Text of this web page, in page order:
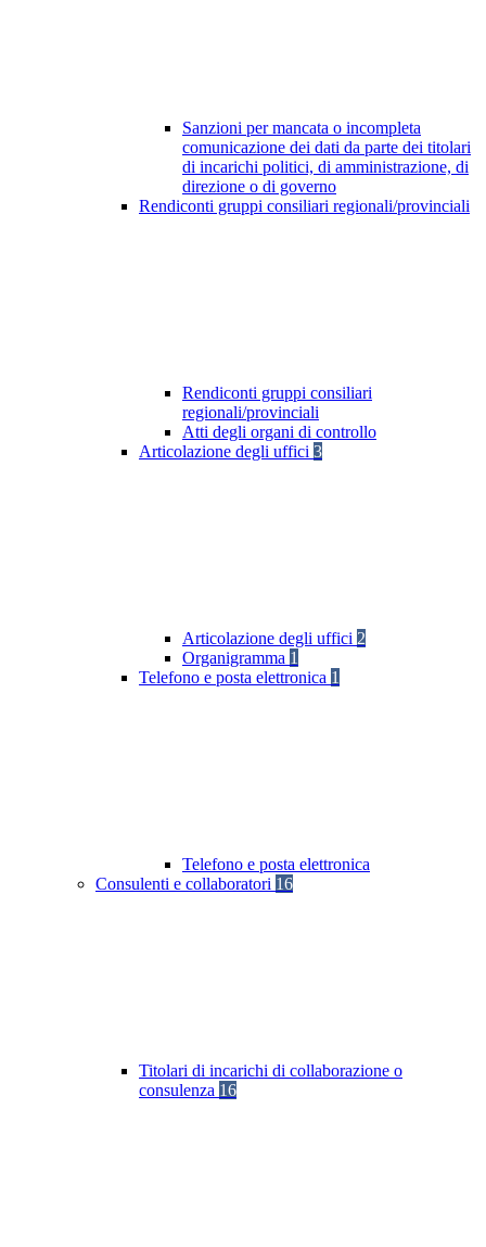
Sanzioni per mancata o incompleta
comunicazione dei dati da parte dei titolari
di incarichi politici, di amministrazione, di
direzione o di governo
Rendiconti gruppi consiliari regionali/provinciali
Rendiconti gruppi consiliari
regionali/provinciali
Atti degli organi di controllo
Articolazione degli uffici 3
Articolazione degli uffici 2
Organigramma 1
Telefono e posta elettronica 1
Telefono e posta elettronica
Consulenti e collaboratori 16
Titolari di incarichi di collaborazione o
consulenza 16